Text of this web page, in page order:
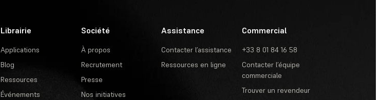
Librairie
Applications
Blog
Ressources
Événements
Société
À propos
Recrutement
Presse
Nos initiatives
Assistance
Contacter l’assistance
Ressources en ligne
Commercial
+33 8 01 84 16 58
Contacter l’équipe
commerciale
Trouver un revendeur